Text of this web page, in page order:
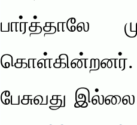
பார்த்தாலே
பேசுவது